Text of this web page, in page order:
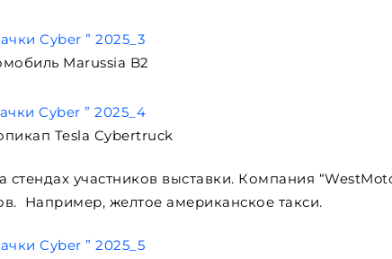
Marussia B2
Tesla Cybertruck
участников выставки. Компания
Например, желтое американское такси.